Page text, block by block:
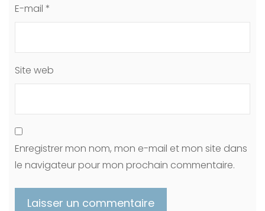
E-mail *
Site web
Enregistrer mon nom, mon e-mail et mon site dans
le navigateur pour mon prochain commentaire.